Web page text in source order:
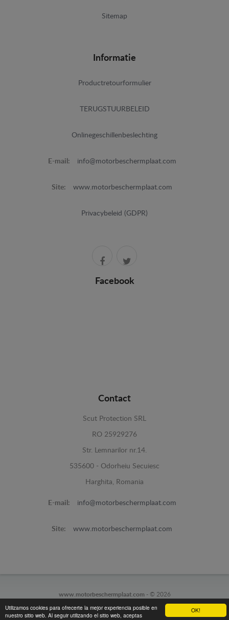
OK!
Utilizamos cookies para ofrecerte la mejor experiencia posible en
nuestro sitio web. Al seguir utilizando el sitio web, aceptas
Sitemap
Informatie
Productretourformulier
TERUGSTUURBELEID
Onlinegeschillenbeslechting
E-mail: info@motorbeschermplaat.com
Site: www.motorbeschermplaat.com
Privacybeleid (GDPR)
Facebook
Contact
Scut Protection SRL
RO 25929276
Str. Lemnarilor nr.14.
535600 - Odorheiu Secuiesc
Harghita, Romania
E-mail: info@motorbeschermplaat.com
Site: www.motorbeschermplaat.com
www.motorbeschermplaat.com - © 2026